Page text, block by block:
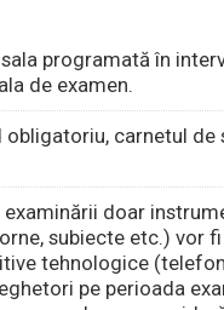
programată în
de examen.
carnetul
doar
subiecte etc.) vor
tehnologice
pe perioada